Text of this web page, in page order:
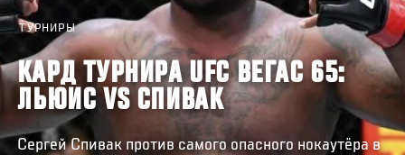
ТУРНИРЫ
КАРД ТУРНИРА UFC ВЕГАС 65:
ЛЬЮИС VS СПИВАК
Сергей Спивак против самого опасного нокаутёра в